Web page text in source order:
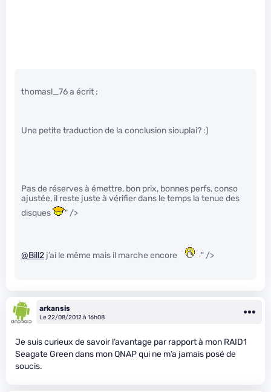
thomasl_76 a écrit :
Une petite traduction de la conclusion siouplai? :)
Pas de réserves à émettre, bon prix, bonnes perfs, conso
ajustée, il reste juste à vérifier dans le temps la tenue des
disques
" />
@Bill2 j’ai le même mais il marche encore " />
arkansis
Le 22/08/2012 à 16h08
Je suis curieux de savoir l’avantage par rapport à mon RAID1
Seagate Green dans mon QNAP qui ne m’a jamais posé de
soucis.